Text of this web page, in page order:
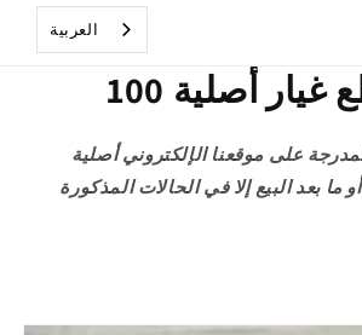
العربية‏
على موقعنا الإلكتروني أصلية